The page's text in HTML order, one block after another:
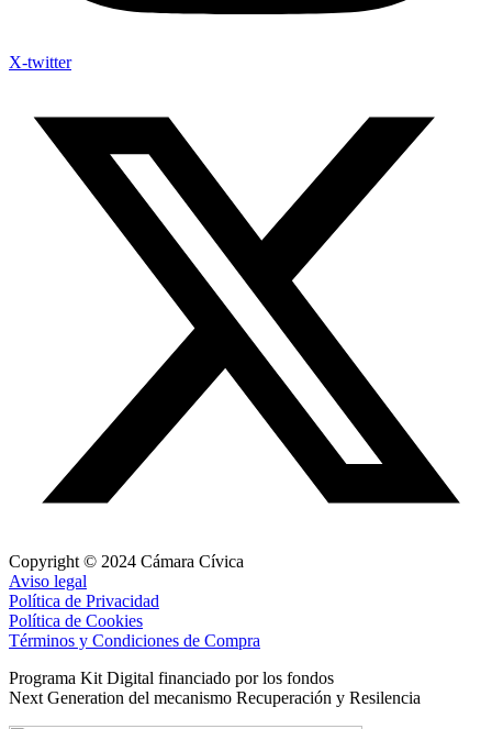
X-twitter
Copyright © 2024 Cámara Cívica
Aviso legal
Política de Privacidad
Política de Cookies
Términos y Condiciones de Compra
Programa Kit Digital financiado por los fondos
Next Generation del mecanismo Recuperación y Resilencia